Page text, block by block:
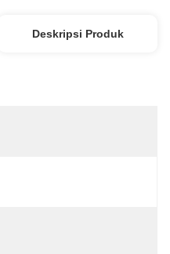
Deskripsi Produk